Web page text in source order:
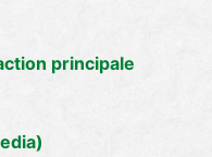
principale